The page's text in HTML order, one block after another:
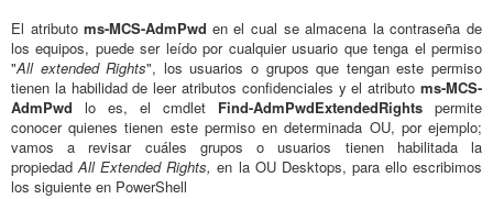
El atributoms-MCS-AdmPwd en el cual se almacena la contraseña de
los equipos, puede ser leído por cualquier usuario que tenga el permiso
"All extended Rights", los usuarios o grupos que tengan este permiso
tienen la habilidad de leer atributos confidenciales y el atributo ms-MCS-
AdmPwd lo es, el cmdlet Find-AdmPwdExtendedRights permite
conocer quienes tienen este permiso en determinada OU, por ejemplo;
vamos a revisar cuáles grupos o usuarios tienen habilitada la
propiedadAll Extended Rights,en la OU Desktops, para ello escribimos
los siguiente en PowerShell